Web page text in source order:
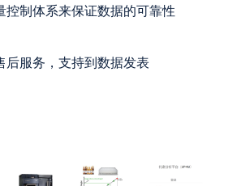
控制体系来保证数据的可靠性
后服务，支持到数据发表